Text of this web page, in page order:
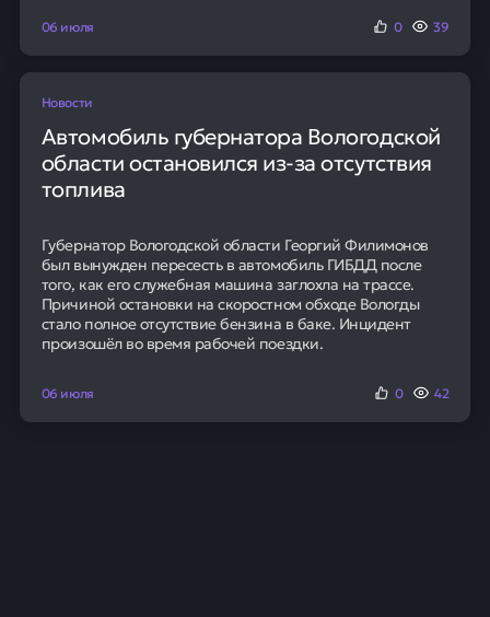
Кредит с низкой ставкой
Динамика экспорта и цен
Потери в поставках нефти из Ближнего Востока, по
оценкам, к концу мая могут достигнуть 1 миллиарда
баррелей. Мировые запасы нефти на суше с конца
марта сократились примерно на 60 миллионов
баррелей, опустившись почти до 3 миллиардов. На
этом фоне российский экспорт нефти в апреле